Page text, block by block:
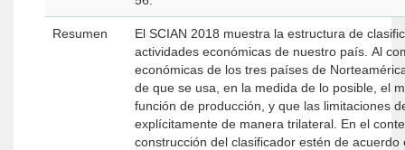
Resumen
El SCIAN 2018 muestra la estructura de
actividades económicas de nuestro país. Al
económicas de los tres países de
de que se usa, en la medida de lo posible, el
función de producción, y que las limitaciones
explícitamente de manera trilateral. En el
construcción del clasificador estén de